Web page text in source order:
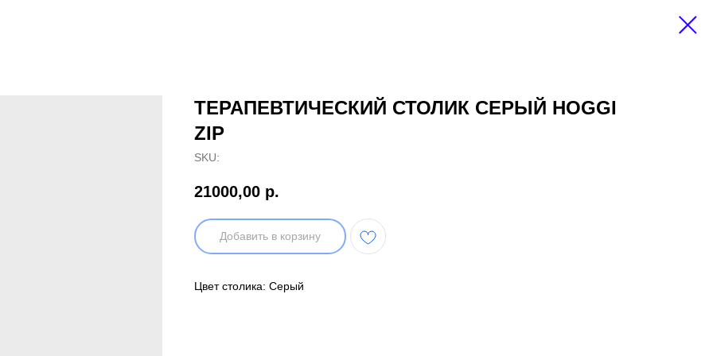
ТЕРАПЕВТИЧЕСКИЙ СТОЛИК СЕРЫЙ HOGGI
ZIP
SKU:
21000,00 р.
Добавить в корзину
Цвет столика: Серый